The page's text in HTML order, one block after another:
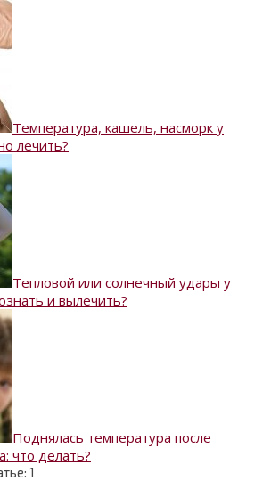
Температура, кашель, насморк у
лечить?
Тепловой или солнечный удары у
и вылечить?
Поднялась температура после
что делать?
1